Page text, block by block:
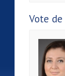
Vote de